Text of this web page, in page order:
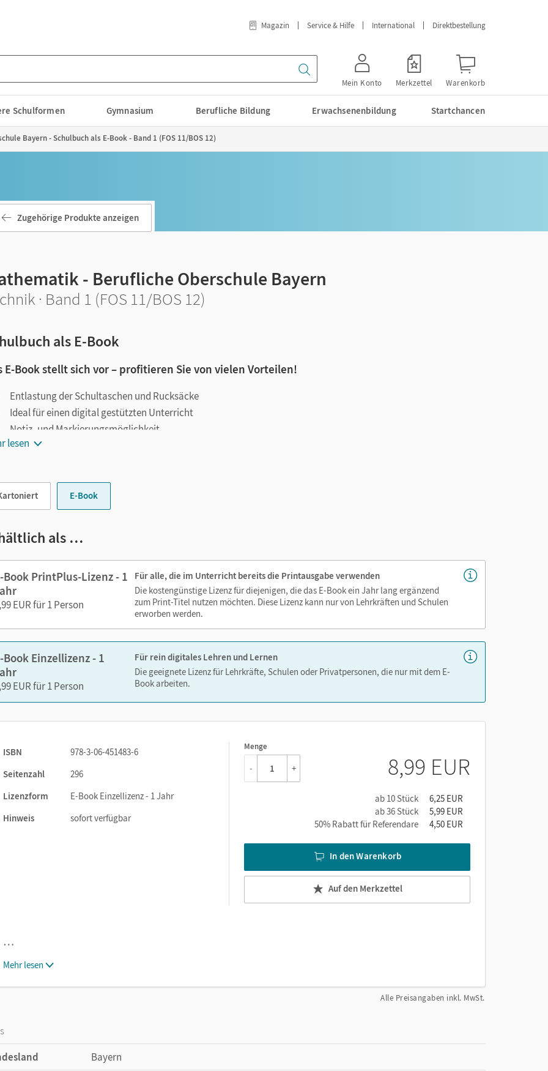
Magazin Service & Hilfe International Direktbestellung
Mein Konto Merkzettel Warenkorb
Schulformen Gymnasium Berufliche Bildung Erwachsenenbildung Startchancen
Bayern - Schulbuch als E-Book - Band 1 (FOS 11/BOS 12)
Zugehörige Produkte anzeigen
- Berufliche Oberschule Bayern
· Band 1 (FOS 11/BOS 12)
als E-Book
E-Book stellt sich vor – profitieren Sie von vielen Vorteilen!
Entlastung der Schultaschen und Rucksäcke
Ideal für einen digital gestützten Unterricht
Notiz- und Markierungsmöglichkeit
Jederzeit unkompliziert verfügbar
Notizen erstellen
Text ergänzen
Zoomen
lesen
E-Book
als …
Book PrintPlus-Lizenz - 1
EUR für 1 Person
Für alle, die im Unterricht bereits die Printausgabe verwenden
Die kostengünstige Lizenz für diejenigen, die das E-Book ein Jahr lang ergänzend
zum Print-Titel nutzen möchten. Diese Lizenz kann nur von Lehrkräften und Schulen
erworben werden.
Book Einzellizenz - 1
EUR für 1 Person
Für rein digitales Lehren und Lernen
Die geeignete Lizenz für Lehrkräfte, Schulen oder Privatpersonen, die nur mit dem E-
Book arbeiten.
ISBN
978-3-06-451483-6
Seitenzahl
296
Lizenzform
E-Book Einzellizenz - 1 Jahr
Hinweis
sofort verfügbar
Menge
1
- + 8,99 EUR
ab 10 Stück
6,25 EUR
ab 36 Stück
5,99 EUR
50% Rabatt für Referendare
4,50 EUR
In den Warenkorb
Auf den Merkzettel
…
Mehr lesen
Alle Preisangaben inkl. MwSt.
Bayern